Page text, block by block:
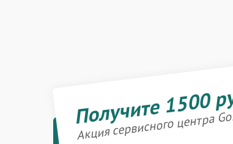
Получите 1500
Акция сервисного центра